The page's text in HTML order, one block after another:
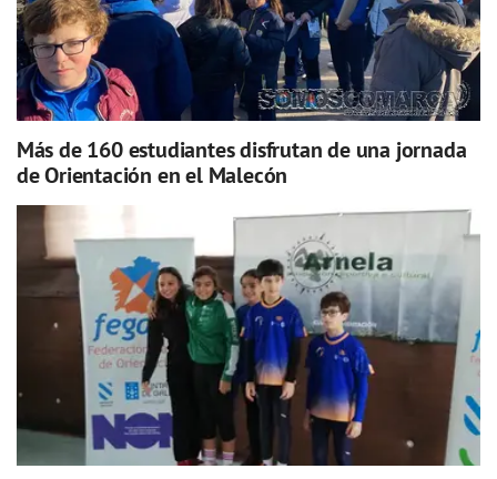
Más de 160 estudiantes disfrutan de una jornada
de Orientación en el Malecón